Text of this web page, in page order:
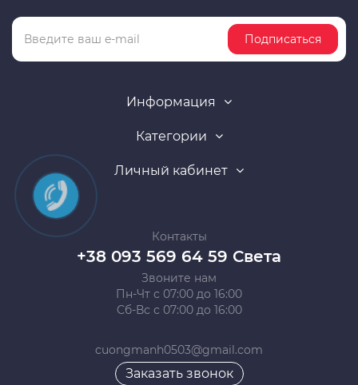
Подписаться
Информация
Категории
Личный кабинет
Контакты
+38 093 569 64 59 Света
Звоните нам
Пн-Чт с 07:00 до 16:00
Сб-Вс с 07:00 до 16:00
cuongmanh0503@gmail.com
Заказать звонок